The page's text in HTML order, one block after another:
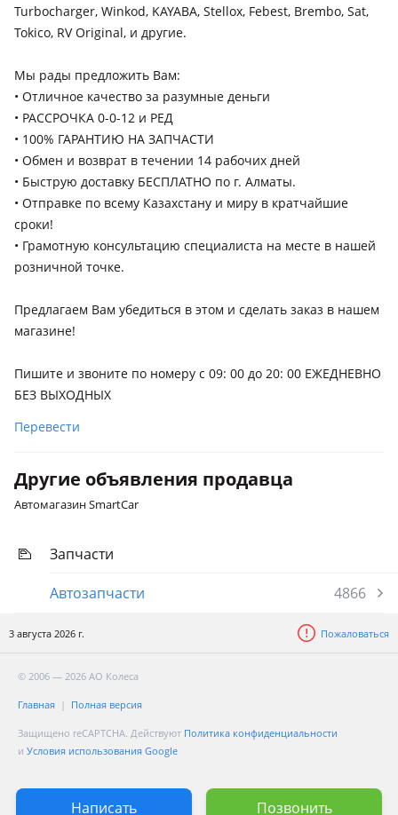
Nissan Terrano
1986 - 1995 WD21, 1993 - 1996 R20, 1995 - 2004 R50, 1996 -
рестайлинг], 2014 - н.в. 5 поколение (D10)
Nissan Juke
2010 - 2014 YF15, 2014 - 2019 YF15 рестайлинг, 2019 - н.в.
YF15 [2-й рестайлинг] (F16)
Nissan Almera
1995 - 2000 N15, 2000 - 2003 N16, 2003 - 2006 N16
рестайлинг, 2012 - 2018 G15
Turbocharger, Winkod, KAYABA, Stellox, Febest, Brembo, Sat,
Tokico, RV Original, и другие.
Мы рады предложить Вам:
• Отличное качество за разумные деньги
• РАССРОЧКА 0-0-12 и РЕД
• 100% ГАРАНТИЮ НА ЗАПЧАСТИ
• Обмен и возврат в течении 14 рабочих дней
• Быструю доставку БЕСПЛАТНО по г. Алматы.
• Отправкe по всему Казахстану и миру в кратчайшие
сроки!
• Грамотную консультацию специалиста на месте в нашей
розничной точке.
Предлагаем Вам убедиться в этом и сделать заказ в нашем
магазине!
Пишите и звоните по номеру с 09: 00 до 20: 00 ЕЖЕДНЕВНО
БЕЗ ВЫХОДНЫХ
Перевести
Другие объявления продавца
Автомагазин SmartCar
Запчасти
Автозапчасти
4866
3 августа 2026 г. Пожаловаться
Написать Позвонить
© 2006 — 2026 АО Колеса
Главная Полная версия
Защищено reCAPTCHA. Действуют Политика конфиденциальности
и Условия использования Google